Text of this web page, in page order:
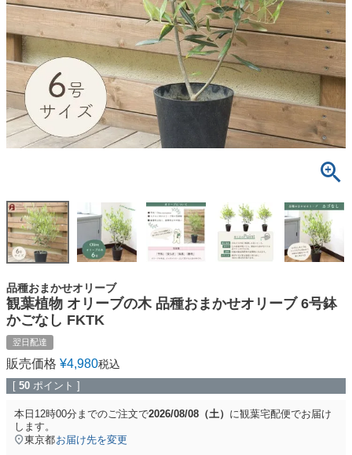
品種おまかせオリーブ
観葉植物 オリーブの木 品種おまかせオリーブ 6号鉢
かごなし FKTK
翌日配達
販売価格 ¥4,980税込
[ 50 ポイント ]
本日 12時00分 までのご注文で2026/08/08（土） に観葉宅配便でお届け
します。
東京都お届け先を変更